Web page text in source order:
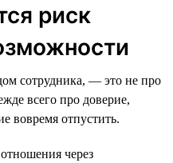
риск
сотрудника, — это не про
всего про доверие,
вовремя отпустить.
через